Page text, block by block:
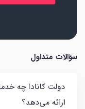
سؤالات متداول
دولت کانادا چه
ارائه می‌دهد؟